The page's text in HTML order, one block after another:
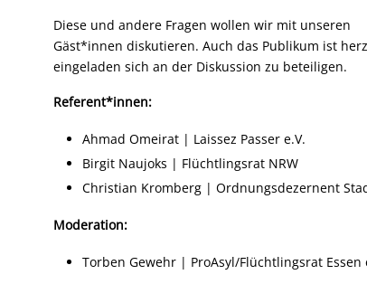
Diese und andere Fragen wollen wir mit unseren
Gäst*innen diskutieren. Auch das Publikum ist
eingeladen sich an der Diskussion zu beteiligen.
Referent*innen:
Ahmad Omeirat | Laissez Passer e.V.
Birgit Naujoks | Flüchtlingsrat NRW
Christian Kromberg | Ordnungsdezernent
Moderation:
Torben Gewehr | ProAsyl/Flüchtlingsrat Essen